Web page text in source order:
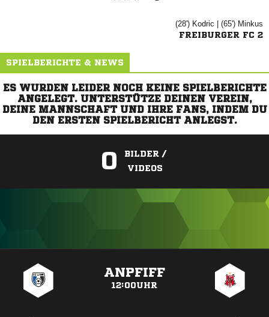
(28')  | (65') 
FREIBURGER FC 2
SPIELBERICHTE & NEWS
ES WURDEN LEIDER NOCH KEINE SPIELBERICHTE
ANGELEGT. UNTERSTÜTZE DEINEN VEREIN,
DEINE MANNSCHAFT UND IHRE FANS, INDEM DU
DEN ERSTEN SPIELBERICHT ANLEGST.
0
BILDER /
VIDEOS
ANPFIFF
12:00UHR